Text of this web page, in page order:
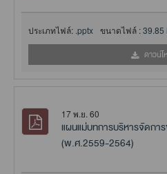
ประเภทไฟล์: .pptx ขนาดไฟล์ :39.85
ดาวน์
17 พ.ย. 60
แผนแม่บทการบริหารจัดกา
(พ.ศ.2559-2564)